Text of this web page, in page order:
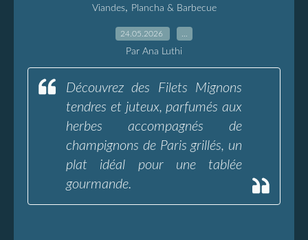
Viandes, Plancha & Barbecue
24.05.2026
Par Ana Luthi
Découvrez des Filets Mignons
tendres et juteux, parfumés aux
herbes accompagnés de
champignons de Paris grillés, un
plat idéal pour une tablée
gourmande.